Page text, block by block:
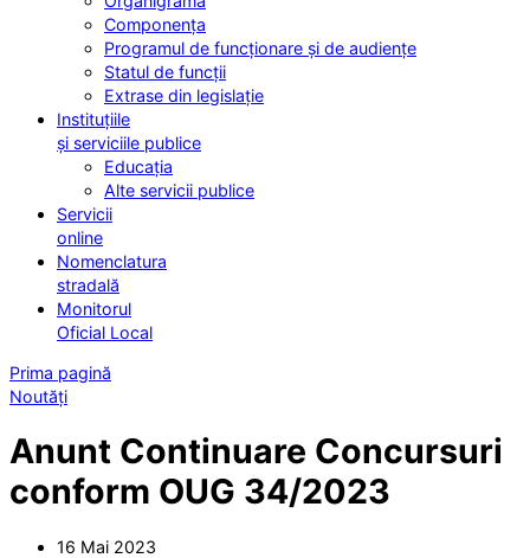
Componența
Programul de funcționare și de audiențe
Statul de funcții
Extrase din legislație
Instituțiile
și serviciile publice
Educația
Alte servicii publice
Servicii
online
Nomenclatura
stradală
Monitorul
Oficial Local
Prima pagină
Noutăți
Anunt Continuare Concursuri
conform OUG 34/2023
16 Mai 2023